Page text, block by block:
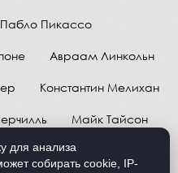
Пабло Пикассо
Авраам Линкольн
Константин Мелихан
Майк Тайсон
Грег Плитт
для анализа
собирать cookie, IP-